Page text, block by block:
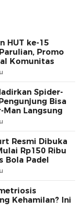
HUT ke-15
Promo
Komunitas
Spider-
Bisa
Man Langsung
Resmi Dibuka
Rp150 Ribu
Bola Padel
Kehamilan? Ini